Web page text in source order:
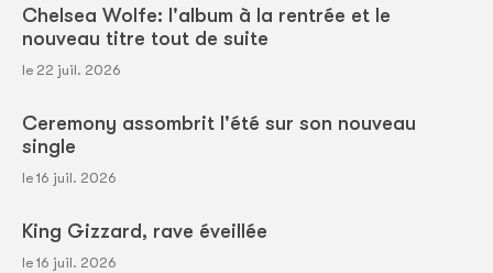
Chelsea Wolfe: l'album à la rentrée et le
nouveau titre tout de suite
le 22 juil. 2026
Ceremony assombrit l'été sur son nouveau
single
le 16 juil. 2026
King Gizzard, rave éveillée
le 16 juil. 2026